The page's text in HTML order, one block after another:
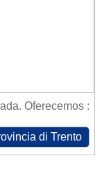
Oferecemos :
di Trento